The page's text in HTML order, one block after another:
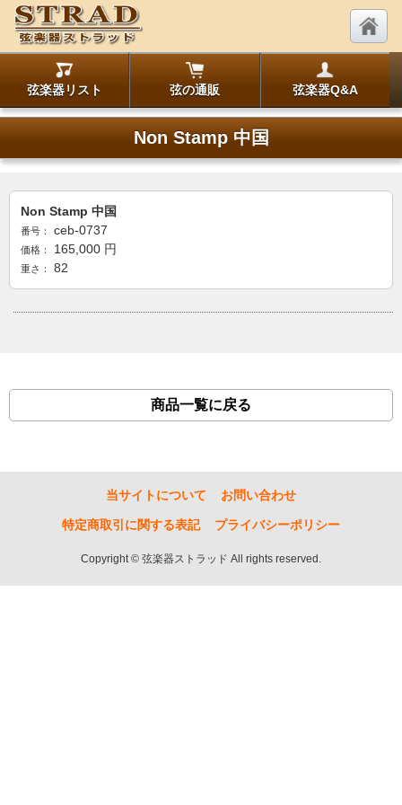
弦楽器リスト 弦の通販 弦楽器Q&A
Non Stamp 中国
Non Stamp 中国
番号： ceb-0737
価格： 165,000 円
重さ： 82
商品一覧に戻る
当サイトについて お問い合わせ
特定商取引に関する表記 プライバシーポリシー
Copyright © 弦楽器ストラッド All rights reserved.